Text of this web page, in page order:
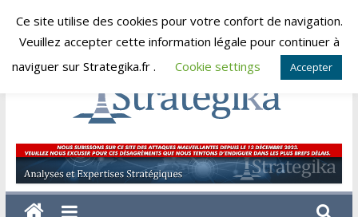
Skip
vendredi, août 7, 2026
Strategika
Expertise
et
Ce site utilise des cookies pour votre confort de navigation.
Veuillez accepter cette information légale pour continuer à
naviguer sur Strategika.fr .
Cookie settings Accepter